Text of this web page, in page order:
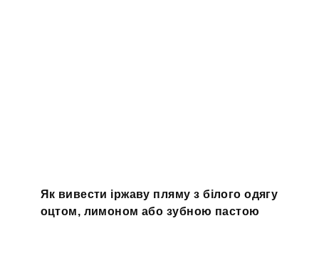
Як вивести іржаву пляму з білого одягу
оцтом, лимоном або зубною пастою